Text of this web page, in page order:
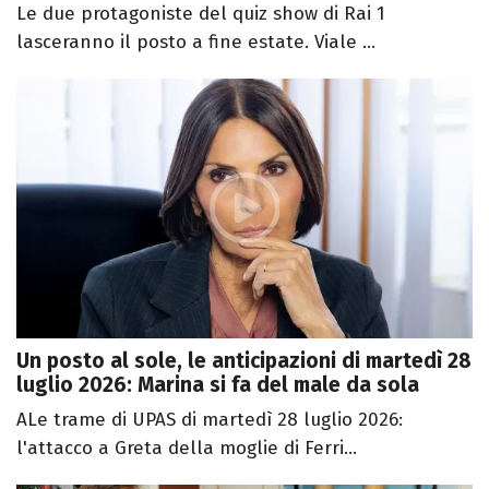
Le due protagoniste del quiz show di Rai 1
lasceranno il posto a fine estate. Viale ...
Un posto al sole, le anticipazioni di martedì 28
luglio 2026: Marina si fa del male da sola
ALe trame di UPAS di martedì 28 luglio 2026:
l'attacco a Greta della moglie di Ferri...